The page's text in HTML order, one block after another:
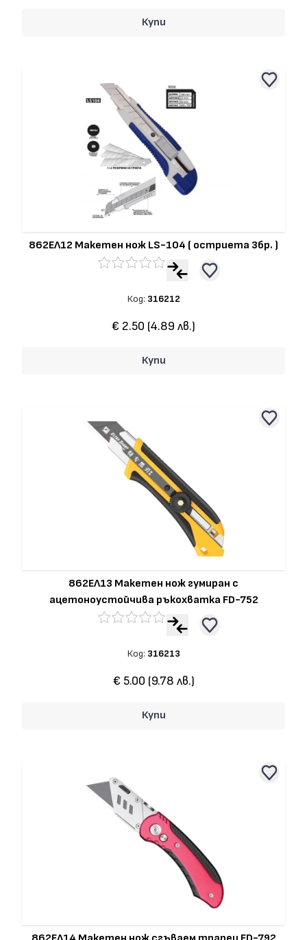
Купи
862ЕЛ12 Макетен нож LS-104 ( остриета 3бр. )
Код: 316212
€ 2.50 (4.89 лв.)
Купи
862ЕЛ13 Макетен нож гумиран с
ацетоноустойчива ръкохватка FD-752
Код: 316213
€ 5.00 (9.78 лв.)
Купи